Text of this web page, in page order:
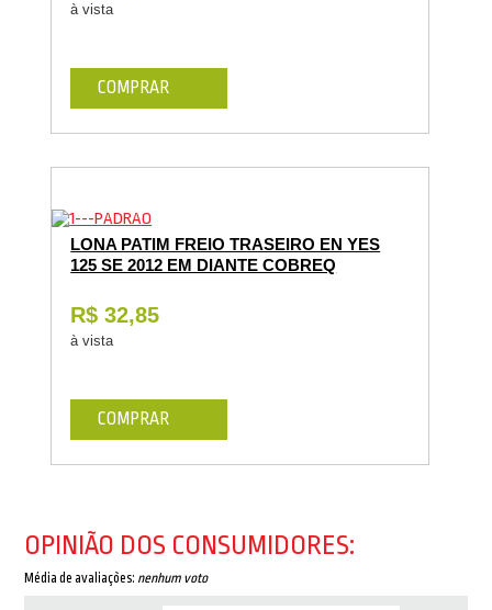
à vista
COMPRAR
LONA PATIM FREIO TRASEIRO EN YES
125 SE 2012 EM DIANTE COBREQ
R$ 32,85
à vista
COMPRAR
OPINIÃO DOS CONSUMIDORES:
Média de avaliações: nenhum voto